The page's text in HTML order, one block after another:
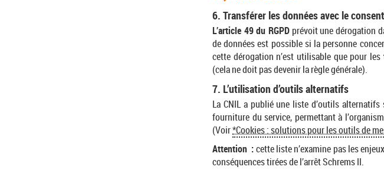
6. Transférer les données avec le
L’article 49 du RGPDprévoit une dérogation
de données est possible si la personne
cette dérogation n’est utilisable que pour les
(cela ne doit pas devenir la règle générale).
7. L’utilisation d’outils alternatifs
La CNIL a publié une liste d’outils
fourniture du service, permettant à
(Voir*Cookies : solutions pour les outils de
Attention :cette liste n’examine pas les
conséquences tirées de l’arrêt Schrems II.